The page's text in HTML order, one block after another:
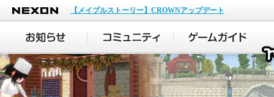
NEXON
【メイプルストーリー】CROWNアップデート